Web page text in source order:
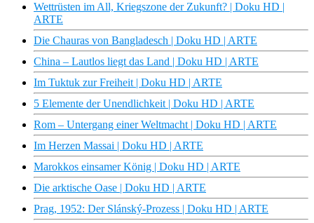
Wettrüsten im All, Kriegszone der Zukunft? | Doku HD |
ARTE
Die Chauras von Bangladesch | Doku HD | ARTE
China – Lautlos liegt das Land | Doku HD | ARTE
Im Tuktuk zur Freiheit | Doku HD | ARTE
5 Elemente der Unendlichkeit | Doku HD | ARTE
Rom – Untergang einer Weltmacht | Doku HD | ARTE
Im Herzen Massai | Doku HD | ARTE
Marokkos einsamer König | Doku HD | ARTE
Die arktische Oase | Doku HD | ARTE
Prag, 1952: Der Slánský-Prozess | Doku HD | ARTE